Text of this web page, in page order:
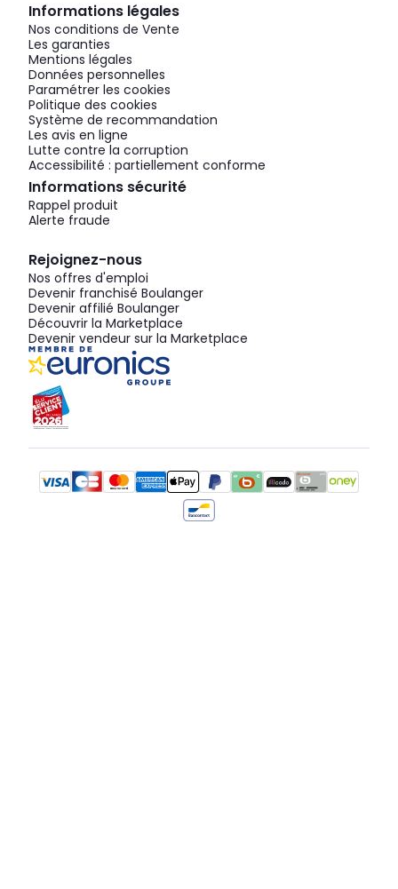
Informations légales
Nos conditions de Vente
Les garanties
Mentions légales
Données personnelles
Paramétrer les cookies
Politique des cookies
Système de recommandation
Les avis en ligne
Lutte contre la corruption
Accessibilité : partiellement conforme
Informations sécurité
Rappel produit
Alerte fraude
Rejoignez-nous
Nos offres d'emploi
Devenir franchisé Boulanger
Devenir affilié Boulanger
Découvrir la Marketplace
Devenir vendeur sur la Marketplace